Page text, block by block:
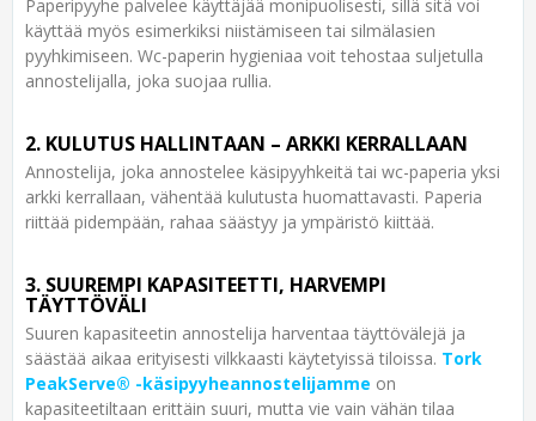
Paperipyyhe palvelee käyttäjää monipuolisesti, sillä sitä voi
käyttää myös esimerkiksi niistämiseen tai silmälasien
pyyhkimiseen. Wc-paperin hygieniaa voit tehostaa suljetulla
annostelijalla, joka suojaa rullia.
2. KULUTUS HALLINTAAN – ARKKI KERRALLAAN
Annostelija, joka annostelee käsipyyhkeitä tai wc-paperia yksi
arkki kerrallaan, vähentää kulutusta huomattavasti. Paperia
riittää pidempään, rahaa säästyy ja ympäristö kiittää.
3. SUUREMPI KAPASITEETTI, HARVEMPI
TÄYTTÖVÄLI
Suuren kapasiteetin annostelija harventaa täyttövälejä ja
säästää aikaa erityisesti vilkkaasti käytetyissä tiloissa. Tork
PeakServe® -käsipyyheannostelijamme on
kapasiteetiltaan erittäin suuri, mutta vie vain vähän tilaa